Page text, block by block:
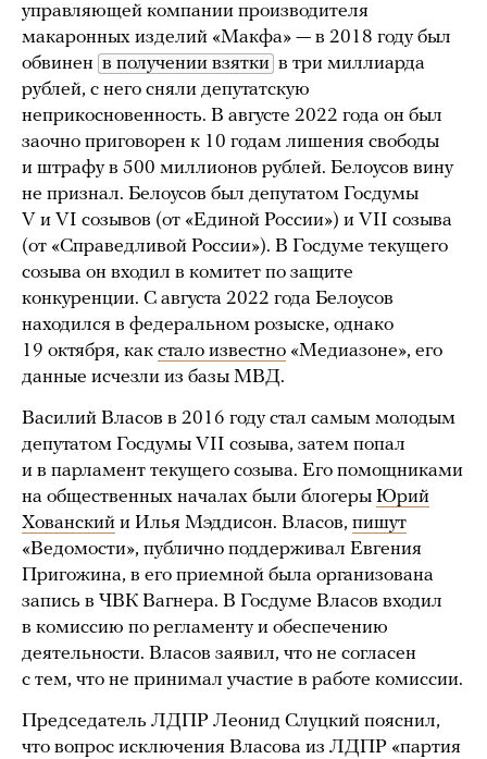
управляющей компании производителя
макаронных изделий «Макфа» — в 2018 году был
обвинен в получении взятки в три миллиарда
рублей, с него сняли депутатскую
неприкосновенность. В августе 2022 года он был
заочно приговорен к 10 годам лишения свободы
и штрафу в 500 миллионов рублей. Белоусов вину
не признал. Белоусов был депутатом Госдумы
V и VI созывов (от «Единой России») и VII созыва
(от «Справедливой России»). В Госдуме текущего
созыва он входил в комитет по защите
конкуренции. С августа 2022 года Белоусов
находился в федеральном розыске, однако
19 октября, как стало известно «Медиазоне», его
данные исчезли из базы МВД.
Василий Власов в 2016 году стал самым молодым
депутатом Госдумы VII созыва, затем попал
и в парламент текущего созыва. Его помощниками
на общественных началах были блогеры Юрий
Хованский и Илья Мэддисон. Власов, пишут
«Ведомости», публично поддерживал Евгения
Пригожина, в его приемной была организована
запись в ЧВК Вагнера. В Госдуме Власов входил
в комиссию по регламенту и обеспечению
деятельности. Власов заявил, что не согласен
с тем, что не принимал участие в работе комиссии.
Председатель ЛДПР Леонид Слуцкий пояснил,
что вопрос исключения Власова из ЛДПР «партия